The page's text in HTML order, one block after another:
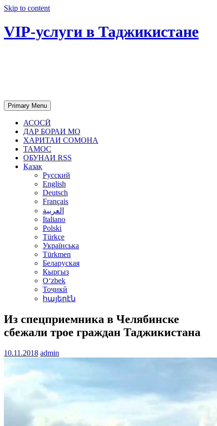
Skip to content
VIP-услуги в Таджикистане
Primary Menu
АСОСӢ
ДАР БОРАИ МО
ХАРИТАИ СОМОНА
ТАМОС
ОБУНАИ RSS
Қазақ
Русский
English
Deutsch
Français
العربية
Italiano
Polski
Türkçe
Українська
Türkmen
Беларуская
Кыргыз
Oʻzbek
Тоҷикӣ
հայերէն
Из спецприемника в Челябинске
сбежали трое граждан Таджикистана
10.11.2018 admin